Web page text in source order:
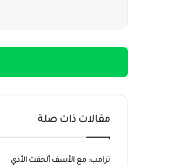
مقالات ذات صلة
ترامب: مع الأسف ألحقت الأذي